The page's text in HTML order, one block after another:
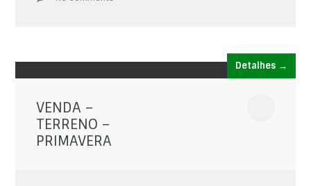
Detalhes →
VENDA –
TERRENO –
PRIMAVERA